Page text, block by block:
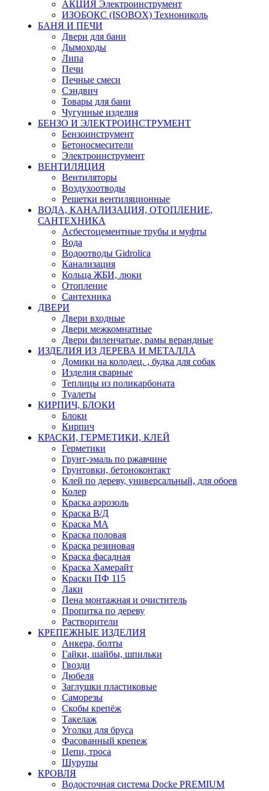
АКЦИЯ Электроинструмент
ИЗОБОКС (ISOBOX) Технониколь
БАНЯ И ПЕЧИ
Двери для бани
Дымоходы
Липа
Печи
Печные смеси
Сэндвич
Товары для бани
Чугунные изделия
БЕНЗО И ЭЛЕКТРОИНСТРУМЕНТ
Бензоинструмент
Бетоносмесители
Электроинструмент
ВЕНТИЛЯЦИЯ
Вентиляторы
Воздухоотводы
Решетки вентиляционные
ВОДА, КАНАЛИЗАЦИЯ, ОТОПЛЕНИЕ,
САНТЕХНИКА
Асбестоцементные трубы и муфты
Вода
Водоотводы Gidrolica
Канализация
Кольца ЖБИ, люки
Отопление
Сантехника
ДВЕРИ
Двери входные
Двери межкомнатные
Двери филенчатые, рамы верандные
ИЗДЕЛИЯ ИЗ ДЕРЕВА И МЕТАЛЛА
Домики на колодец. , будка для собак
Изделия сварные
Теплицы из поликарбоната
Туалеты
КИРПИЧ, БЛОКИ
Блоки
Кирпич
КРАСКИ, ГЕРМЕТИКИ, КЛЕЙ
Герметики
Грунт-эмаль по ржавчине
Грунтовки, бетоноконтакт
Клей по дереву, универсальный, для обоев
Колер
Краска аэрозоль
Краска В/Д
Краска МА
Краска половая
Краска резиновая
Краска фасадная
Краска Хамерайт
Краски ПФ 115
Лаки
Пена монтажная и очиститель
Пропитка по дереву
Растворители
КРЕПЕЖНЫЕ ИЗДЕЛИЯ
Анкера, болты
Гайки, шайбы, шпильки
Гвозди
Дюбеля
Заглушки пластиковые
Саморезы
Скобы крепёж
Такелаж
Уголки для бруса
Фасованный крепеж
Цепи, троса
Шурупы
КРОВЛЯ
Водосточная система Docke PREMIUM